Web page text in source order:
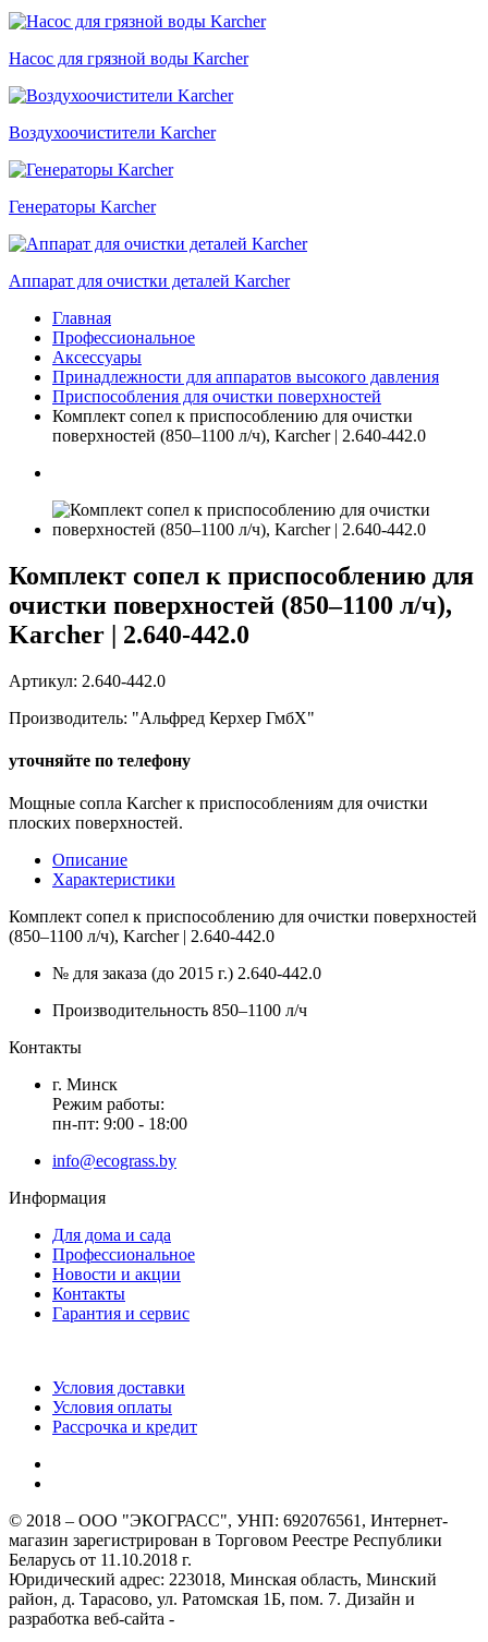
Насос для грязной воды Karcher
Воздухоочистители Karcher
Генераторы Karcher
Аппарат для очистки деталей Karcher
Главная
Профессиональное
Аксессуары
Принадлежности для аппаратов высокого давления
Приспособления для очистки поверхностей
Комплект сопел к приспособлению для очистки
поверхностей (850–1100 л/ч), Karcher | 2.640-442.0
Комплект сопел к приспособлению для
очистки поверхностей (850–1100 л/ч),
Karcher | 2.640-442.0
Артикул: 2.640-442.0
Производитель: "Альфред Керхер ГмбХ"
уточняйте по телефону
Мощные сопла Kаrcher к приспособлениям для очистки
плоских поверхностей.
Описание
Характеристики
Комплект сопел к приспособлению для очистки поверхностей
(850–1100 л/ч), Karcher | 2.640-442.0
№ для заказа (до 2015 г.) 2.640-442.0
Производительность 850–1100 л/ч
Контакты
г. Минск
Режим работы:
пн-пт: 9:00 - 18:00
info@ecograss.by
Информация
Для дома и сада
Профессиональное
Новости и акции
Контакты
Гарантия и сервис
Условия доставки
Условия оплаты
Рассрочка и кредит
© 2018 – ООО "ЭКОГРАСС", УНП: 692076561, Интернет-
магазин зарегистрирован в Торговом Реестре Республики
Беларусь от 11.10.2018 г.
Юридический адрес: 223018, Минская область, Минский
район, д. Тарасово, ул. Ратомская 1Б, пом. 7. Дизайн и
разработка веб-сайта -